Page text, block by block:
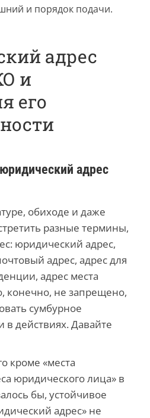
и порядок подачи.
адрес
и
его
адрес
обиходе и даже
разные термины,
юридический адрес,
адрес, адрес для
адрес места
конечно, не запрещено,
сумбурное
действиях. Давайте
кроме «места
юридического лица» в
бы, устойчивое
адрес» не